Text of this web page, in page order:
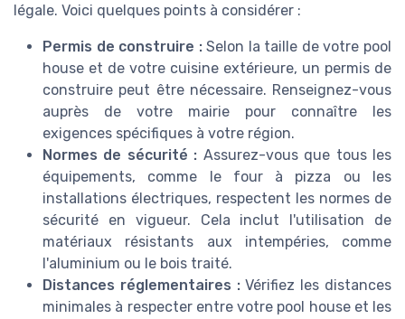
légale. Voici quelques points à considérer :
Permis de construire :Selon la taille de votre pool
house et de votre cuisine extérieure, un permis de
construire peut être nécessaire. Renseignez-vous
auprès de votre mairie pour connaître les
exigences spécifiques à votre région.
Normes de sécurité : Assurez-vous que tous les
équipements, comme le four à pizza ou les
installations électriques, respectent les normes de
sécurité en vigueur. Cela inclut l'utilisation de
matériaux résistants aux intempéries, comme
l'aluminium ou le bois traité.
Distances réglementaires :Vérifiez les distances
minimales à respecter entre votre pool house et les